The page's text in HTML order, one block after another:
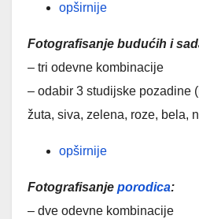
opširnije
Fotografisanje budućih i
– tri odevne kombinacije
– odabir 3 studijske pozadine
žuta, siva, zelena, roze, bela,
opširnije
Fotografisanje porodica:
– dve odevne kombinacije